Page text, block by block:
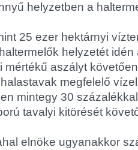
helyzetben a
25 ezer hektárnyi
helyzetét
mértékű aszályt
megfelelő
mintegy 30
tavalyi kitörését
elnöke ugyanakkor